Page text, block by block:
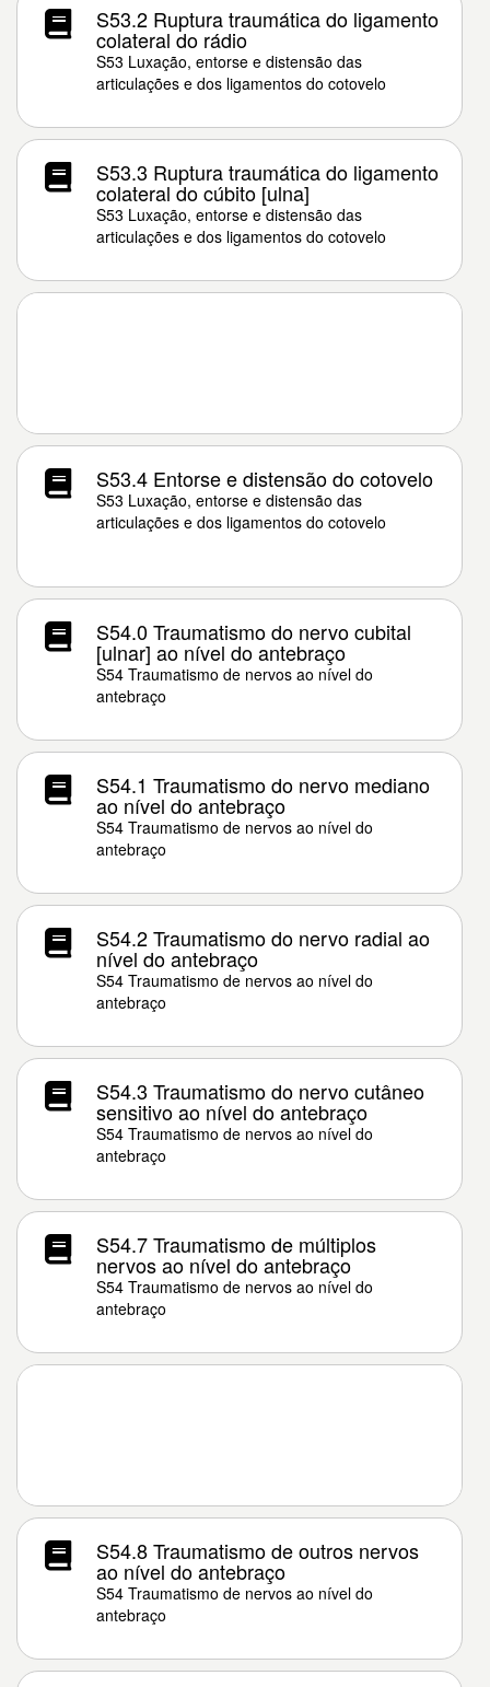
S53.2 Ruptura traumática do ligamento
colateral do rádio
S53 Luxação, entorse e distensão das
articulações e dos ligamentos do cotovelo
S53.3 Ruptura traumática do ligamento
colateral do cúbito [ulna]
S53 Luxação, entorse e distensão das
articulações e dos ligamentos do cotovelo
S53.4 Entorse e distensão do cotovelo
S53 Luxação, entorse e distensão das
articulações e dos ligamentos do cotovelo
S54.0 Traumatismo do nervo cubital
[ulnar] ao nível do antebraço
S54 Traumatismo de nervos ao nível do
antebraço
S54.1 Traumatismo do nervo mediano
ao nível do antebraço
S54 Traumatismo de nervos ao nível do
antebraço
S54.2 Traumatismo do nervo radial ao
nível do antebraço
S54 Traumatismo de nervos ao nível do
antebraço
S54.3 Traumatismo do nervo cutâneo
sensitivo ao nível do antebraço
S54 Traumatismo de nervos ao nível do
antebraço
S54.7 Traumatismo de múltiplos
nervos ao nível do antebraço
S54 Traumatismo de nervos ao nível do
antebraço
S54.8 Traumatismo de outros nervos
ao nível do antebraço
S54 Traumatismo de nervos ao nível do
antebraço